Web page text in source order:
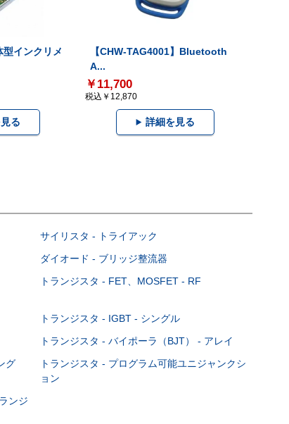
型インクリメ
る
【CHW-TAG4001】Bluetooth
A...
￥11,700
税込￥12,870
詳細を見る
サイリスタ - トライアック
ダイオード - ブリッジ整流器
トランジスタ - FET、MOSFET - RF
トランジスタ - IGBT - シングル
トランジスタ - バイポーラ（BJT） - アレイ
グ
トランジスタ - プログラム可能ユニジャンクシ
ョン
ンジ